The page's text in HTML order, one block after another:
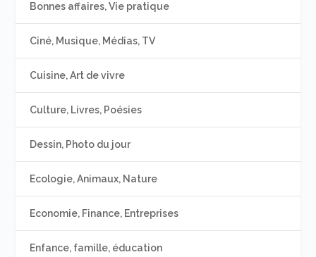
Bonnes affaires, Vie pratique
Ciné, Musique, Médias, TV
Cuisine, Art de vivre
Culture, Livres, Poésies
Dessin, Photo du jour
Ecologie, Animaux, Nature
Economie, Finance, Entreprises
Enfance, famille, éducation